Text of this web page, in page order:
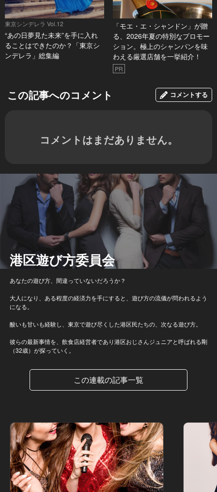
東京シンデレラ Vol.12
“あの日夢見た未来”を手に入れ
ることはできたのか？「東京シ
ンデレラ」総集編
「モエ・エ・シャンドン」が贈
る、2026年夏の特別なプロモー
ション。極上のシャンパンを味
わえる厳選店舗を一挙紹介！
PR
この記事へのコメント コメントする
コメントはまだありません。
港区遊び方委員会
あなたの遊び方、間違っていないだろうか？
大人になり、ある程度の経済力を手にすると、遊び方の流儀が問われるよう
になる。
酸いも甘いも経験し、東京で遊び尽くした港区民たちの、次なる遊び方。
彼らの最新事情を、飲食店経営者であり港区おじさんジュニアと呼ばれる剛
（32歳）が探っていく。
この連載の記事一覧